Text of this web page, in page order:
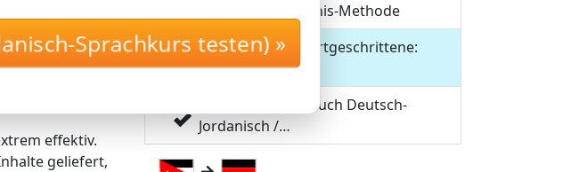
passen.
du brauchst.
effektiv.
geliefert,
Langzeitgedächtnis-Methode
B1+B2
Jordanisch für Fortgeschrittene:
Lernen Sie…
Digitales Wörterbuch Deutsch-
Jordanisch /…
Sprachkurs testen) »